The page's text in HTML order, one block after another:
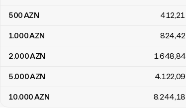
500AZN 412,21
1.000AZN 824,42
2.000AZN 1.648,84
5.000AZN 4.122,09
10.000AZN 8.244,18